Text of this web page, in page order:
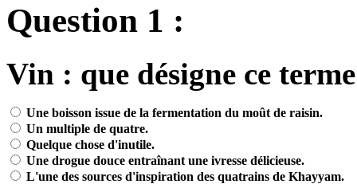
Question 1 :
Vin : que désigne ce
Une boisson issue de la fermentation du moût de raisin.
Un multiple de quatre.
Quelque chose d'inutile.
Une drogue douce entraînant une ivresse délicieuse.
L'une des sources d'inspiration des quatrains de Khayyam.